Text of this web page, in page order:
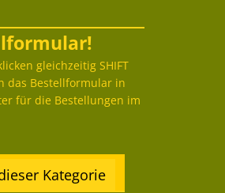
gleichzeitig SHIFT
das Bestellformular in
für die Bestellungen im
Kategorie